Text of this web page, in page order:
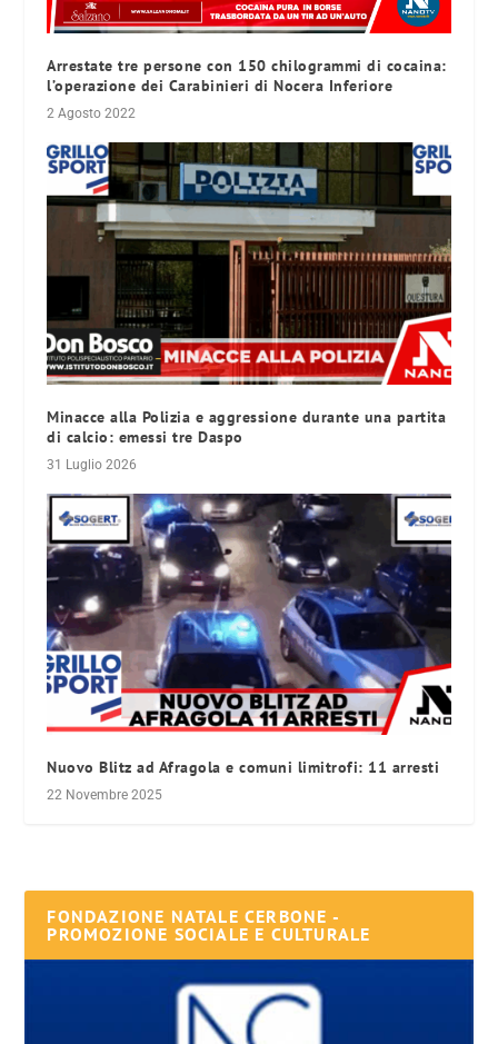
Arrestate tre persone con 150 chilogrammi di cocaina:
l’operazione dei Carabinieri di Nocera Inferiore
2 Agosto 2022
Minacce alla Polizia e aggressione durante una partita
di calcio: emessi tre Daspo
31 Luglio 2026
Nuovo Blitz ad Afragola e comuni limitrofi: 11 arresti
22 Novembre 2025
FONDAZIONE NATALE CERBONE -
PROMOZIONE SOCIALE E CULTURALE